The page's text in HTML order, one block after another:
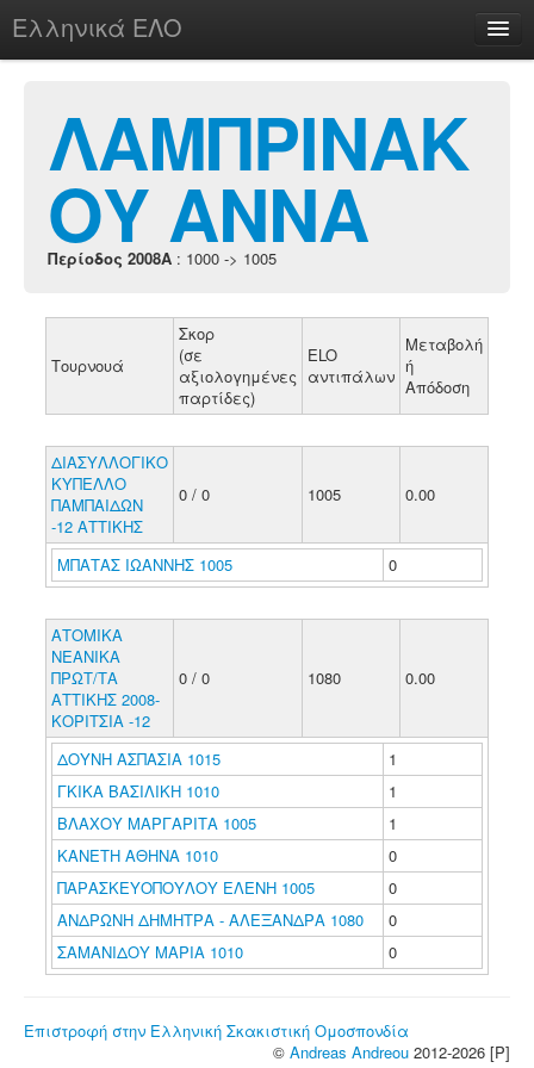
Ελληνικά ΕΛΟ
chesstu.be @ discord
Login
ΛΑΜΠΡΙΝΑΚ
ΟΥ ΑΝΝΑ
Περίοδος 2008A : 1000 -> 1005
Τουρνουά
Σκορ
(σε
αξιολογημένες
παρτίδες)
ELO
αντιπάλων
Μεταβολή
ή
Απόδοση
ΔΙΑΣΥΛΛΟΓΙΚΟ
ΚΥΠΕΛΛΟ
ΠΑΜΠΑΙΔΩΝ
-12 ΑΤΤΙΚΗΣ
0 / 0 1005 0.00
ΜΠΑΤΑΣ ΙΩΑΝΝΗΣ 1005 0
ΑΤΟΜΙΚΑ
ΝΕΑΝΙΚΑ
ΠΡΩΤ/ΤΑ
ΑΤΤΙΚΗΣ 2008-
ΚΟΡΙΤΣΙΑ -12
0 / 0 1080 0.00
ΔΟΥΝΗ ΑΣΠΑΣΙΑ 1015
1
ΓΚΙΚΑ ΒΑΣΙΛΙΚΗ 1010
1
ΒΛΑΧΟΥ ΜΑΡΓΑΡΙΤΑ 1005
1
ΚΑΝΕΤΗ ΑΘΗΝΑ 1010
0
ΠΑΡΑΣΚΕΥΟΠΟΥΛΟΥ ΕΛΕΝΗ 1005
0
ΑΝΔΡΩΝΗ ΔΗΜΗΤΡΑ - ΑΛΕΞΑΝΔΡΑ 1080
0
ΣΑΜΑΝΙΔΟΥ ΜΑΡΙΑ 1010
0
Επιστροφή στην Ελληνική Σκακιστική Ομοσπονδία
© Andreas Andreou 2012-2026 [P]